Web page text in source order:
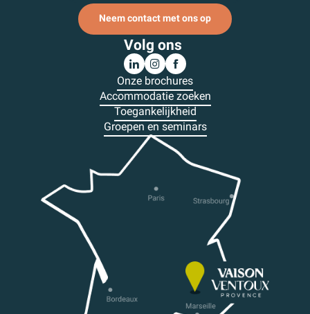
Neem contact met ons op
Volg ons
Onze brochures
Accommodatie zoeken
Toegankelijkheid
Groepen en seminars